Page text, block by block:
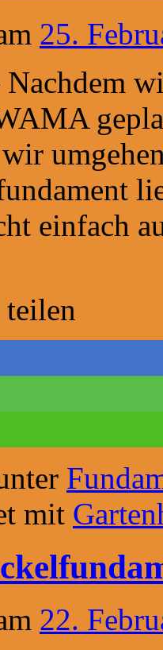
25.
einfach
mit
22.